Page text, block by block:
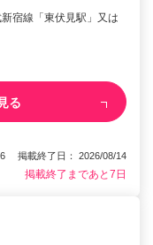
宿線「東伏見駅」又は
る
掲載終了日： 2026/08/14
掲載終了まであと7日